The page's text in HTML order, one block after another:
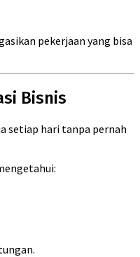
pekerjaan yang bisa
Bisnis
setiap hari tanpa pernah